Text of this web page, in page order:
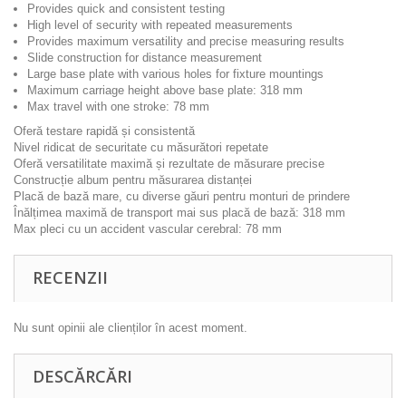
Provides quick and consistent testing
High level of security with repeated measurements
Provides maximum versatility and precise measuring results
Slide construction for distance measurement
Large base plate with various holes for fixture mountings
Maximum carriage height above base plate: 318 mm
Max travel with one stroke: 78 mm
Oferă testare rapidă și consistentă
Nivel ridicat de securitate cu măsurători repetate
Oferă versatilitate maximă și rezultate de măsurare precise
Construcție album pentru măsurarea distanței
Placă de bază mare, cu diverse găuri pentru monturi de prindere
Înălțimea maximă de transport mai sus placă de bază: 318 mm
Max pleci cu un accident vascular cerebral: 78 mm
RECENZII
Nu sunt opinii ale clienților în acest moment.
DESCĂRCĂRI